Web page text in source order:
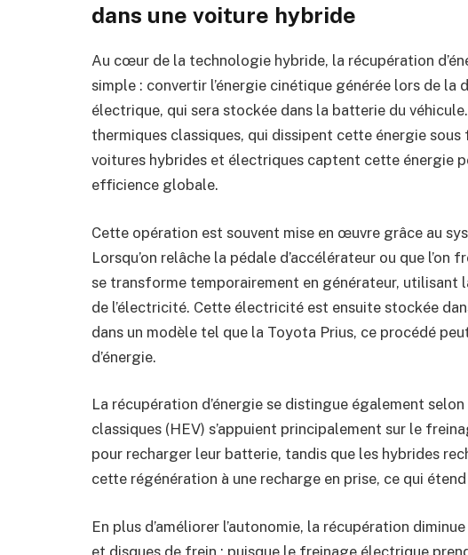
dans une voiture hybride
Au cœur de la technologie hybride, la récupération
simple : convertir l’énergie cinétique générée lors de
électrique, qui sera stockée dans la batterie du
thermiques classiques, qui dissipent cette énergie
voitures hybrides et électriques captent cette énergie
efficience globale.
Cette opération est souvent mise en œuvre grâce au
Lorsqu’on relâche la pédale d’accélérateur ou que
se transforme temporairement en générateur, utilisant
de l’électricité. Cette électricité est ensuite stockée
dans un modèle tel que la Toyota Prius, ce procédé
d’énergie.
La récupération d’énergie se distingue également
classiques (HEV) s’appuient principalement sur le
pour recharger leur batterie, tandis que les hybrides
cette régénération à une recharge en prise, ce qui
En plus d’améliorer l’autonomie, la récupération
et disques de frein : puisque le freinage électrique